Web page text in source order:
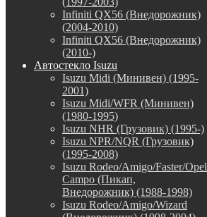
Infiniti QX56 (Внедорожник)
(2004-2010)
Infiniti QX56 (Внедорожник)
(2010-)
Автостекло Isuzu
Isuzu Midi (Минивен) (1995-
2001)
Isuzu Midi/WFR (Минивен)
(1980-1995)
Isuzu NHR (Грузовик) (1995-)
Isuzu NPR/NQR (Грузовик)
(1995-2008)
Isuzu Rodeo/Amigo/Faster/Opel
Campo (Пикап,
Внедорожник) (1988-1998)
Isuzu Rodeo/Amigo/Wizard